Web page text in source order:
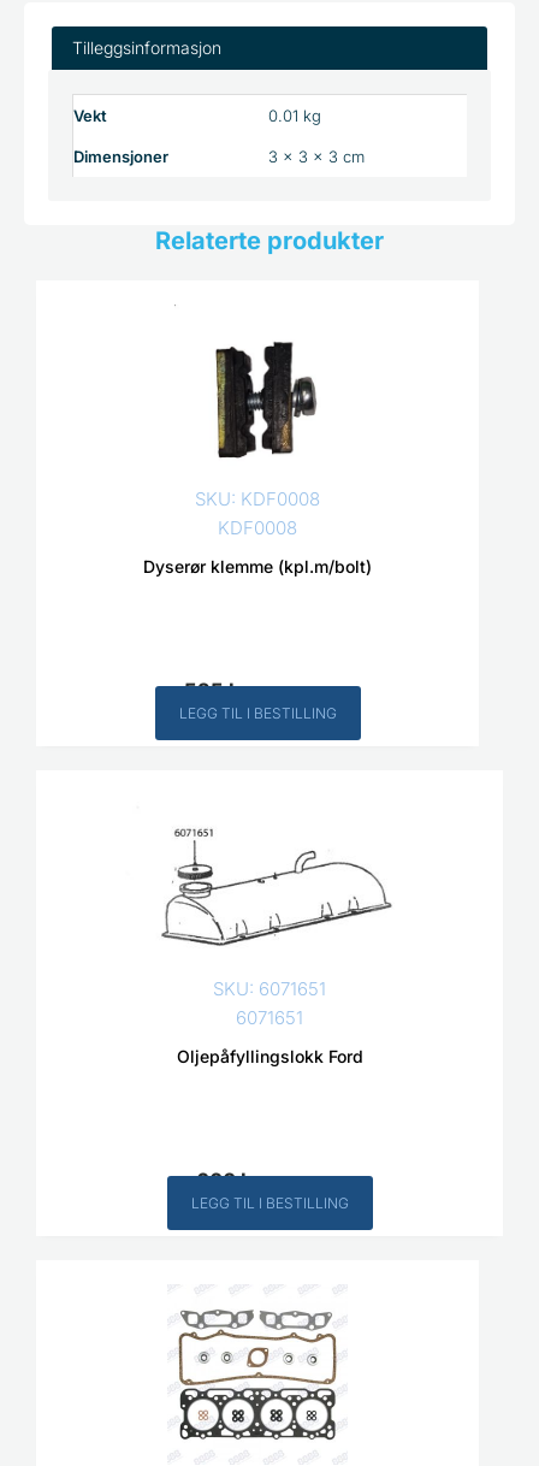
Tilleggsinformasjon
Vekt 0.01 kg
Dimensjoner 3 × 3 × 3 cm
Relaterte produkter
SKU: KDF0008
KDF0008
Dyserør klemme (kpl.m/bolt)
525kr Inkl. MVA
LEGG TIL I BESTILLING
SKU: 6071651
6071651
Oljepåfyllingslokk Ford
600kr Inkl. MVA
LEGG TIL I BESTILLING